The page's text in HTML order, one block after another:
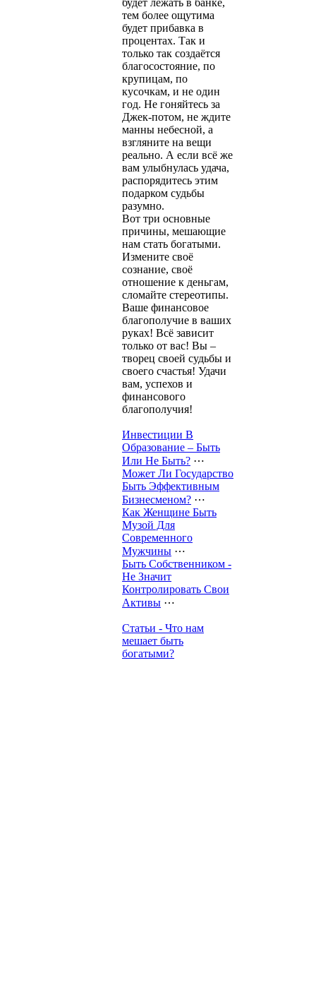
тем более ощутима
будет прибавка в
процентах. Так и
только так создаётся
благосостояние, по
крупицам, по
кусочкам, и не один
год. Не гоняйтесь за
Джек-потом, не ждите
манны небесной, а
взгляните на вещи
реально. А если всё же
вам улыбнулась удача,
распорядитесь этим
подарком судьбы
разумно.
Вот три основные
причины, мешающие
нам стать богатыми.
Измените своё
сознание, своё
отношение к деньгам,
сломайте стереотипы.
Ваше финансовое
благополучие в ваших
руках! Всё зависит
только от вас! Вы –
творец своей судьбы и
своего счастья! Удачи
вам, успехов и
финансового
благополучия!
Инвестиции В
Образование – Быть
Или Не Быть? ⋯
Может Ли Государство
Быть Эффективным
Бизнесменом? ⋯
Как Женщине Быть
Музой Для
Современного
Мужчины ⋯
Быть Собственником -
Не Значит
Контролировать Свои
Активы ⋯
Статьи - Что нам
мешает быть
богатыми?